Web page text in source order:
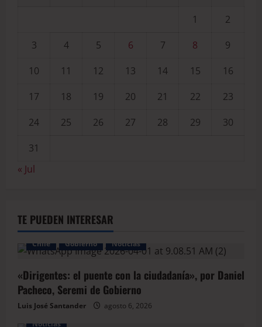
1
2
3
4 5 6 7 8
9
10
11 12 13 14 15
16
17
18 19 20 21 22
23
24
25 26 27 28 29
30
31
« Jul
TE PUEDEN INTERESAR
Chile Gobierno Noticias
«Dirigentes: el puente con la ciudadanía», por Daniel
Pacheco, Seremi de Gobierno
Luis José Santander
agosto 6, 2026
Noticias